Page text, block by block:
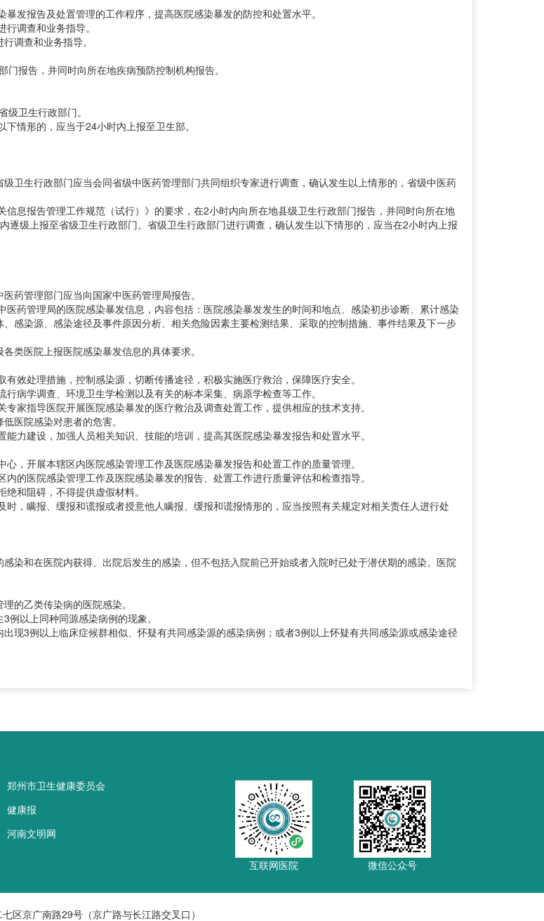
报告及处置管理的工作程序，提高医院感染暴发的防控和处置水平。
调查和业务指导。
调查和业务指导。
报告，并同时向所在地疾病预防控制机构报告。
卫生行政部门。
情形的，应当于24小时内上报至卫生部。
生行政部门应当会同省级中医药管理部门共同组织专家进行调查，确认发生以上情形的，省级中医药
报告管理工作规范（试行）》的要求，在2小时内向所在地县级卫生行政部门报告，并同时向所在地
级上报至省级卫生行政部门。省级卫生行政部门进行调查，确认发生以下情形的，应当在2小时内上报
管理部门应当向国家中医药管理局报告。
管理局的医院感染暴发信息，内容包括：医院感染暴发发生的时间和地点、感染初步诊断、累计感染
感染源、感染途径及事件原因分析、相关危险因素主要检测结果、采取的控制措施、事件结果及下一步
医院上报医院感染暴发信息的具体要求。
处理措施，控制感染源，切断传播途径，积极实施医疗救治，保障医疗安全。
学调查、环境卫生学检测以及有关的标本采集、病原学检查等工作。
指导医院开展医院感染暴发的医疗救治及调查处置工作，提供相应的技术支持。
医院感染对患者的危害。
建设，加强人员相关知识、技能的培训，提高其医院感染暴发报告和处置水平。
开展本辖区内医院感染管理工作及医院感染暴发报告和处置工作的质量管理。
医院感染管理工作及医院感染暴发的报告、处置工作进行质量评估和检查指导。
和阻碍，不得提供虚假材料。
瞒报、缓报和谎报或者授意他人瞒报、缓报和谎报情形的，应当按照有关规定对相关责任人进行处
和在医院内获得、出院后发生的感染，但不包括入院前已开始或者入院时已处于潜伏期的感染。医院
的乙类传染病的医院感染。
以上同种同源感染病例的现象。
3例以上临床症候群相似、怀疑有共同感染源的感染病例；或者3例以上怀疑有共同感染源或感染途径
郑州市卫生健康委员会
健康报
河南文明网
互联网医院 微信公众号
区京广南路29号（京广路与长江路交叉口）